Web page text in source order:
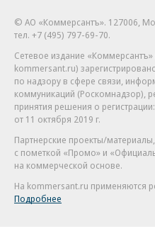
© АО «Коммерсантъ». 127006,
тел. +7 (495) 797-69-70.
Сетевое издание
kommersant.ru)
по надзору в сфере связи,
коммуникаций (Роскомнадзор),
принятия решения о
от 11 октября 2019 г.
Партнерские проекты/
с пометкой «Промо» и
на коммерческой основе.
На kommersant.ru применяются
Подробнее